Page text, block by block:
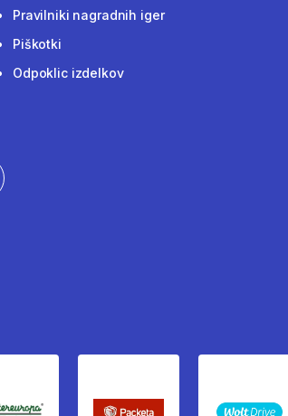
Pravilniki nagradnih iger
Piškotki
Odpoklic izdelkov